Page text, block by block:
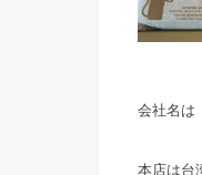
会社名は
本店は台